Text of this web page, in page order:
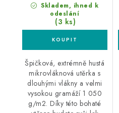
Skladem, ihned k
odeslání
(3 ks)
Špičková, extrémně hustá
mikrovláknová utěrka s
dlouhými vlákny a velmi
vysokou gramáží 1 050
g/m2. Díky této bohaté